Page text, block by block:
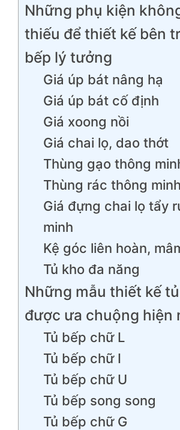
Những phụ kiện
thiếu để thiết kế bên
bếp lý tưởng
Giá úp bát nâng hạ
Giá úp bát cố định
Giá xoong nồi
Giá chai lọ, dao thớt
Thùng gạo thông
Thùng rác thông minh
Giá đựng chai lọ tẩy
minh
Kệ góc liên hoàn,
Tủ kho đa năng
Những mẫu thiết kế
được ưa chuộng hiện
Tủ bếp chữ L
Tủ bếp chữ I
Tủ bếp chữ U
Tủ bếp song song
Tủ bếp chữ G